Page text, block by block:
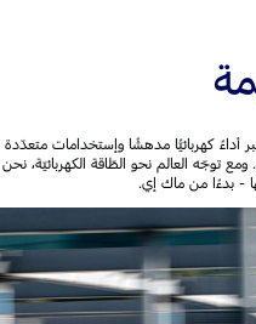
أداءً كهربائيًّا مدهشًا وإستخدامات متعدّدة
توجّه العالم نحو الطّاقة الكهربائيّة، نحن
- بدءًا من ماك إي.